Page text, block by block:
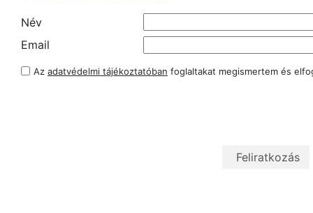
Név
Email
Az adatvédelmi tájékoztatóban foglaltakat megismertem és